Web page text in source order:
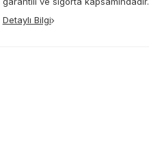
Detaylı Bilgi